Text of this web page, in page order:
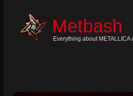
Metbash
Everything about METALLICA